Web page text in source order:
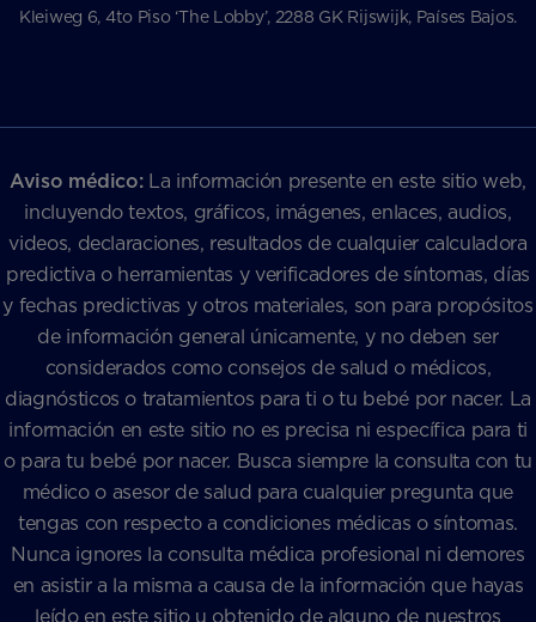
Kleiweg 6, 4to Piso ‘The Lobby’, 2288 GK Rijswijk, Países Bajos.
Aviso médico:La información presente en este sitio web,
incluyendo textos, gráficos, imágenes, enlaces, audios,
videos, declaraciones, resultados de cualquier calculadora
predictiva o herramientas y verificadores de síntomas, días
y fechas predictivas y otros materiales, son para propósitos
de información general únicamente, y no deben ser
considerados como consejos de salud o médicos,
diagnósticos o tratamientos para ti o tu bebé por nacer. La
información en este sitio no es precisa ni específica para ti
o para tu bebé por nacer. Busca siempre la consulta con tu
médico o asesor de salud para cualquier pregunta que
tengas con respecto a condiciones médicas o síntomas.
Nunca ignores la consulta médica profesional ni demores
en asistir a la misma a causa de la información que hayas
leído en este sitio u obtenido de alguno de nuestros